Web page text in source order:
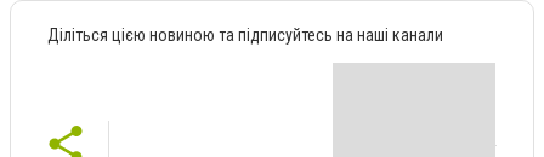
Діліться цією новиною та підписуйтесь на наші канали